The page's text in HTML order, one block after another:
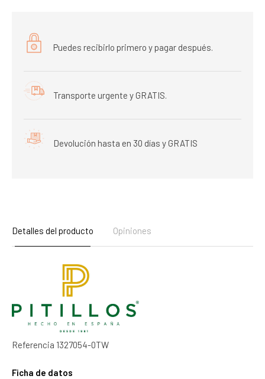
Puedes recibirlo primero y pagar después.
Transporte urgente y GRATIS.
Devolución hasta en 30 días y GRATIS
Detalles del producto Opiniones
Referencia 1327054-0TW
Ficha de datos